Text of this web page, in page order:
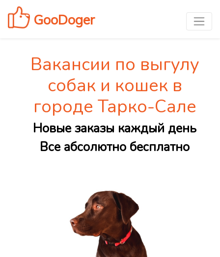
GooDoger
Вакансии по выгулу
собак и кошек в
городе Тарко-Сале
Новые заказы каждый день
Все абсолютно бесплатно